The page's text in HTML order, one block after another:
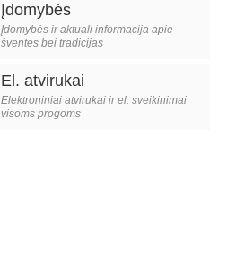
Įdomybės
Įdomybės ir aktuali informacija apie
šventes bei tradicijas
El. atvirukai
Elektroniniai atvirukai ir el. sveikinimai
visoms progoms